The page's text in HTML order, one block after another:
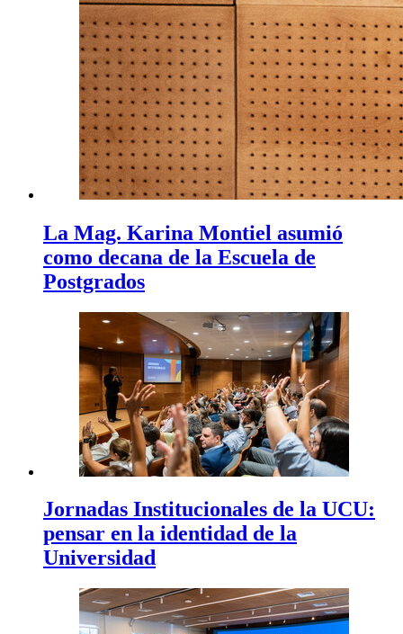
La Mag. Karina Montiel asumió
como decana de la Escuela de
Postgrados
Jornadas Institucionales de la UCU:
pensar en la identidad de la
Universidad